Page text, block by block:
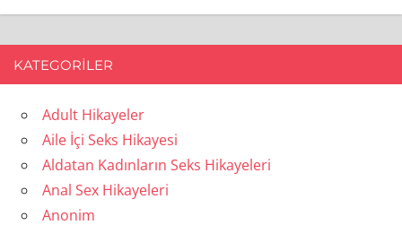
KATEGORILER
Adult Hikayeler
Aile İçi Seks Hikayesi
Aldatan Kadınların Seks Hikayeleri
Anal Sex Hikayeleri
Anonim